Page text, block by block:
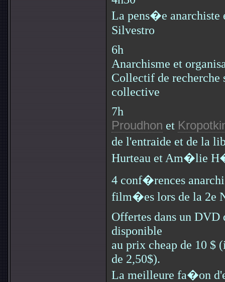
La pens�e anarchiste
Silvestro
6h
Anarchisme et
Collectif de recherche
collective
7h
Proudhon et
de l'entraide et de la
Hurteau et Am�lie
4 conf�rences
film�es lors de la 2e
Offertes dans un DVD
disponible
au prix cheap de 10 $
de 2,50$).
La meilleure fa�on